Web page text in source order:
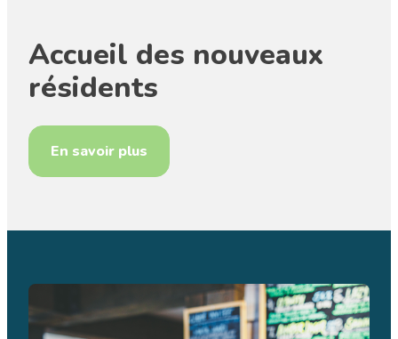
Accueil des nouveaux
résidents
En savoir plus